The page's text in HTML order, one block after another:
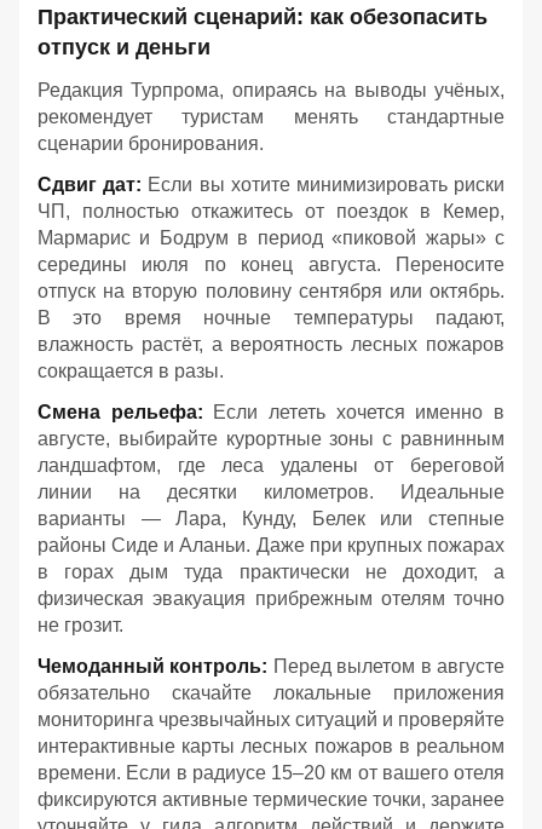
Практический сценарий: как обезопасить
отпуск и деньги
Редакция Турпрома, опираясь на выводы учёных,
рекомендует туристам менять стандартные
сценарии бронирования.
Сдвиг дат: Если вы хотите минимизировать риски
ЧП, полностью откажитесь от поездок в Кемер,
Мармарис и Бодрум в период «пиковой жары» с
середины июля по конец августа. Переносите
отпуск на вторую половину сентября или октябрь.
В это время ночные температуры падают,
влажность растёт, а вероятность лесных пожаров
сокращается в разы.
Смена рельефа: Если лететь хочется именно в
августе, выбирайте курортные зоны с равнинным
ландшафтом, где леса удалены от береговой
линии на десятки километров. Идеальные
варианты — Лара, Кунду, Белек или степные
районы Сиде и Аланьи. Даже при крупных пожарах
в горах дым туда практически не доходит, а
физическая эвакуация прибрежным отелям точно
не грозит.
Чемоданный контроль: Перед вылетом в августе
обязательно скачайте локальные приложения
мониторинга чрезвычайных ситуаций и проверяйте
интерактивные карты лесных пожаров в реальном
времени. Если в радиусе 15–20 км от вашего отеля
фиксируются активные термические точки, заранее